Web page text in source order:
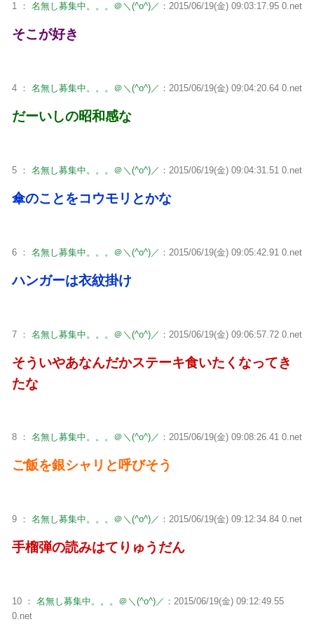
1 ： 名無し募集中。。。＠＼(^o^)／ ：2015/06/19(金) 09:03:17.95 0.net
そこが好き
4 ： 名無し募集中。。。＠＼(^o^)／ ：2015/06/19(金) 09:04:20.64 0.net
だーいしの昭和感な
5 ： 名無し募集中。。。＠＼(^o^)／ ：2015/06/19(金) 09:04:31.51 0.net
傘のことをコウモリとかな
6 ： 名無し募集中。。。＠＼(^o^)／ ：2015/06/19(金) 09:05:42.91 0.net
ハンガーは衣紋掛け
7 ： 名無し募集中。。。＠＼(^o^)／ ：2015/06/19(金) 09:06:57.72 0.net
そういやあなんだかステーキ食いたくなってき
たな
8 ： 名無し募集中。。。＠＼(^o^)／ ：2015/06/19(金) 09:08:26.41 0.net
ご飯を銀シャリと呼びそう
9 ： 名無し募集中。。。＠＼(^o^)／ ：2015/06/19(金) 09:12:34.84 0.net
手榴弾の読みはてりゅうだん
10 ： 名無し募集中。。。＠＼(^o^)／ ：2015/06/19(金) 09:12:49.55
0.net